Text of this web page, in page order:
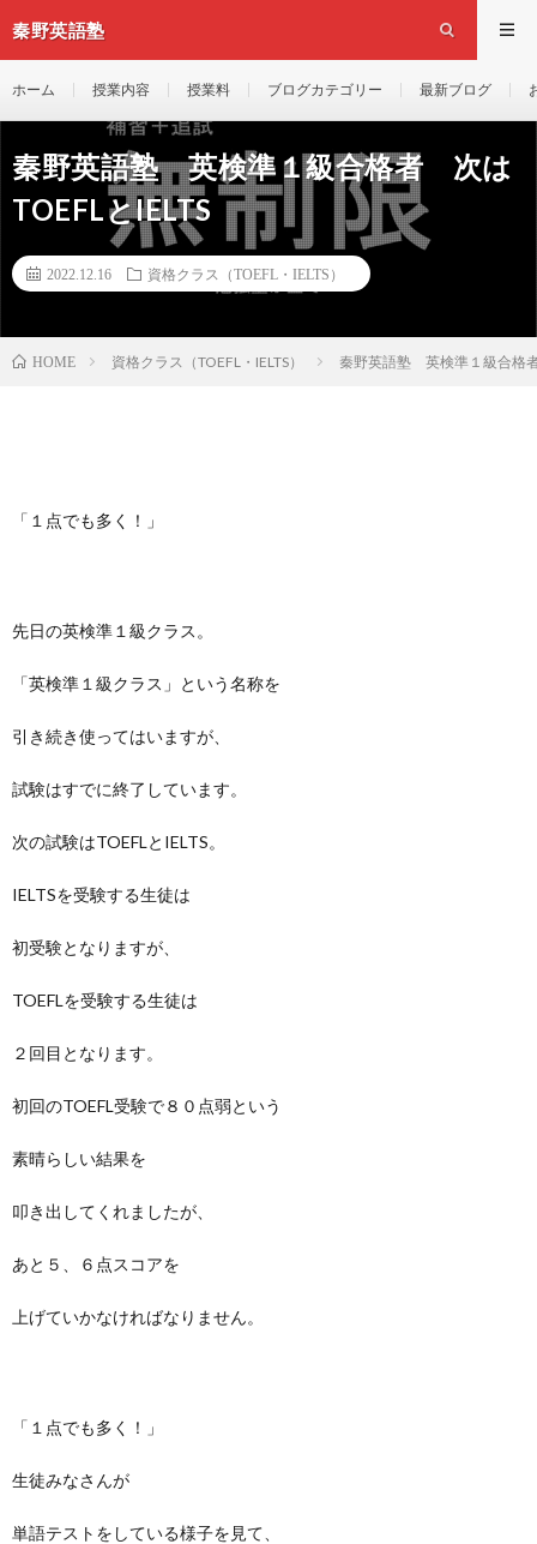
秦野英語塾
ホーム 授業内容 授業料 ブログカテゴリー 最新ブログ
秦野英語塾 英検準１級合格者 次は
TOEFLとIELTS
2022.12.16 資格クラス（TOEFL・IELTS）
HOME 資格クラス（TOEFL・IELTS） 秦野英語塾 英検準１級合格
「１点でも多く！」
先日の英検準１級クラス。
「英検準１級クラス」という名称を
引き続き使ってはいますが、
試験はすでに終了しています。
次の試験はTOEFLとIELTS。
IELTSを受験する生徒は
初受験となりますが、
TOEFLを受験する生徒は
２回目となります。
初回のTOEFL受験で８０点弱という
素晴らしい結果を
叩き出してくれましたが、
あと５、６点スコアを
上げていかなければなりません。
「１点でも多く！」
生徒みなさんが
単語テストをしている様子を見て、